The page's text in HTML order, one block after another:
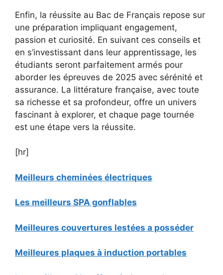
Enfin, la réussite au Bac de Français repose sur
une préparation impliquant engagement,
passion et curiosité. En suivant ces conseils et
en s’investissant dans leur apprentissage, les
étudiants seront parfaitement armés pour
aborder les épreuves de 2025 avec sérénité et
assurance. La littérature française, avec toute
sa richesse et sa profondeur, offre un univers
fascinant à explorer, et chaque page tournée
est une étape vers la réussite.
[hr]
Meilleurs cheminées électriques
Les meilleurs SPA gonflables
Meilleures couvertures lestées a posséder
Meilleures plaques à induction portables